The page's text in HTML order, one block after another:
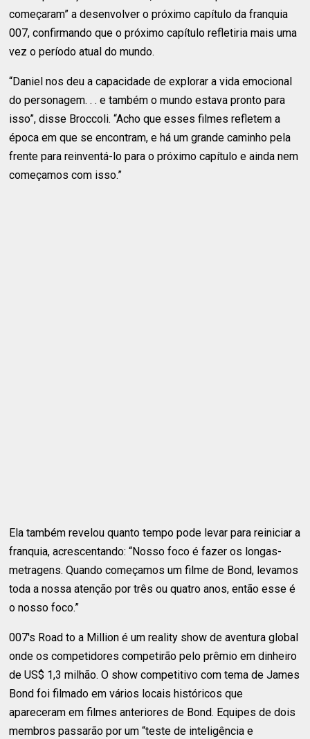
começaram” a desenvolver o próximo capítulo da franquia
007, confirmando que o próximo capítulo refletiria mais uma
vez o período atual do mundo.
“Daniel nos deu a capacidade de explorar a vida emocional
do personagem. . . e também o mundo estava pronto para
isso”, disse Broccoli. “Acho que esses filmes refletem a
época em que se encontram, e há um grande caminho pela
frente para reinventá-lo para o próximo capítulo e ainda nem
começamos com isso.”
Ela também revelou quanto tempo pode levar para reiniciar a
franquia, acrescentando: “Nosso foco é fazer os longas-
metragens. Quando começamos um filme de Bond, levamos
toda a nossa atenção por três ou quatro anos, então esse é
o nosso foco.”
007's Road to a Million é um reality show de aventura global
onde os competidores competirão pelo prêmio em dinheiro
de US$ 1,3 milhão. O show competitivo com tema de James
Bond foi filmado em vários locais históricos que
apareceram em filmes anteriores de Bond. Equipes de dois
membros passarão por um “teste de inteligência e